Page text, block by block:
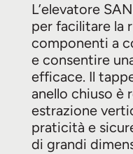
L’elevatore
per facilitare la
componenti a
e consentire
efficace. Il
anello chiuso è
estrazione
praticità e
di grandi